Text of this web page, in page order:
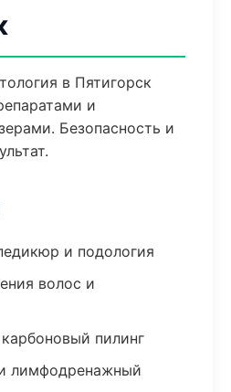
в Пятигорск
и
Безопасность и
и подология
волос и
пилинг
лимфодренажный